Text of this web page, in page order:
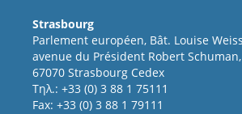
Strasbourg
Parlement européen, Bât. Louise
avenue du Président Robert Schuman,
67070 Strasbourg Cedex
Τηλ.: +33 (0) 3 88 1 75111
Fax: +33 (0) 3 88 1 79111